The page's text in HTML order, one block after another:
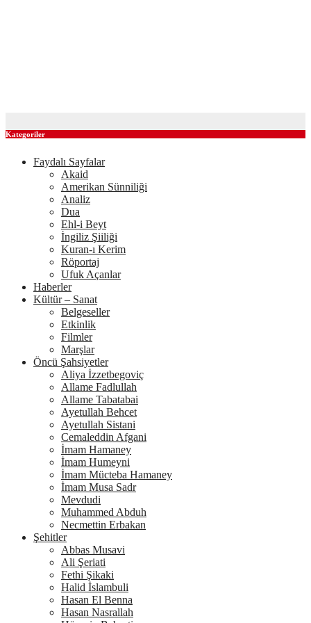
Kategoriler
Faydalı Sayfalar
Akaid
Amerikan Sünniliği
Analiz
Dua
Ehl-i Beyt
İngiliz Şiiliği
Kuran-ı Kerim
Röportaj
Ufuk Açanlar
Haberler
Kültür – Sanat
Belgeseller
Etkinlik
Filmler
Marşlar
Öncü Şahsiyetler
Aliya İzzetbegoviç
Allame Fadlullah
Allame Tabatabai
Ayetullah Behcet
Ayetullah Sistani
Cemaleddin Afgani
İmam Hamaney
İmam Humeyni
İmam Mücteba Hamaney
İmam Musa Sadr
Mevdudi
Muhammed Abduh
Necmettin Erbakan
Şehitler
Abbas Musavi
Ali Şeriati
Fethi Şikaki
Halid İslambuli
Hasan El Benna
Hasan Nasrallah